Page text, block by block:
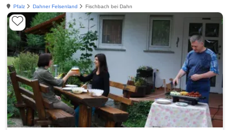
Pfalz Dahner Felsenland Fischbach bei Dahn